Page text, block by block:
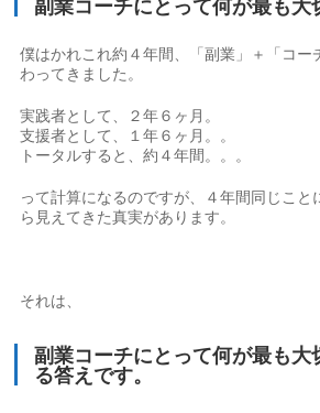
副業コーチにとって何が最も大
僕はかれこれ約４年間、「副業」＋「コー
わってきました。
実践者として、２年６ヶ月。
支援者として、１年６ヶ月。。
トータルすると、約４年間。。。
って計算になるのですが、４年間同じこと
ら見えてきた真実があります。
それは、
副業コーチにとって何が最も大
る答えです。